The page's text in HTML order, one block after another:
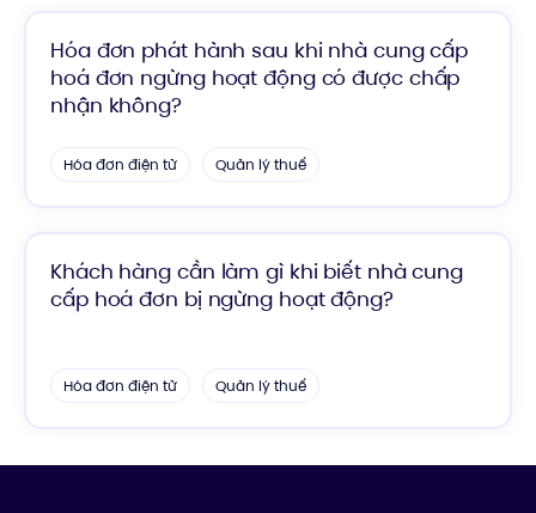
Hóa đơn phát hành sau khi nhà cung cấp
hoá đơn ngừng hoạt động có được chấp
nhận không?
Hóa đơn điện tử Quản lý thuế
Khách hàng cần làm gì khi biết nhà cung
cấp hoá đơn bị ngừng hoạt động?
Hóa đơn điện tử Quản lý thuế